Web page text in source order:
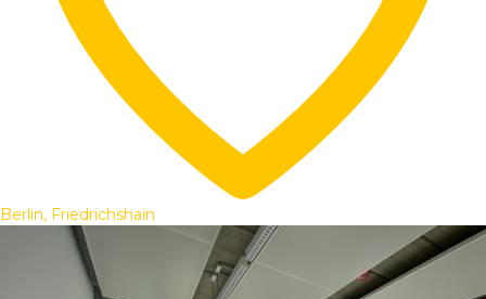
Berlin, Friedrichshain